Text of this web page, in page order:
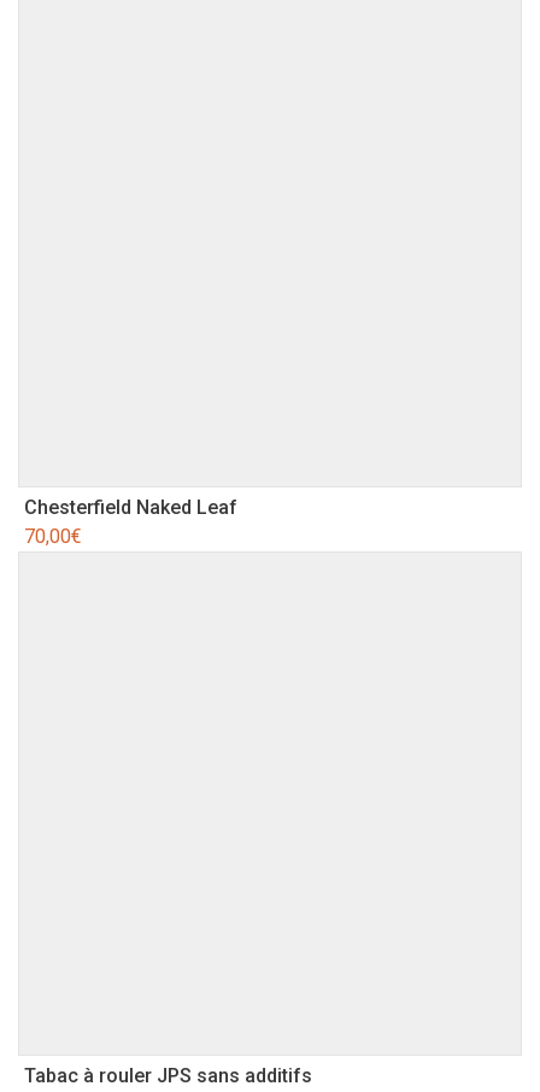
Chesterfield Naked Leaf
70,00€
Tabac à rouler JPS sans additifs